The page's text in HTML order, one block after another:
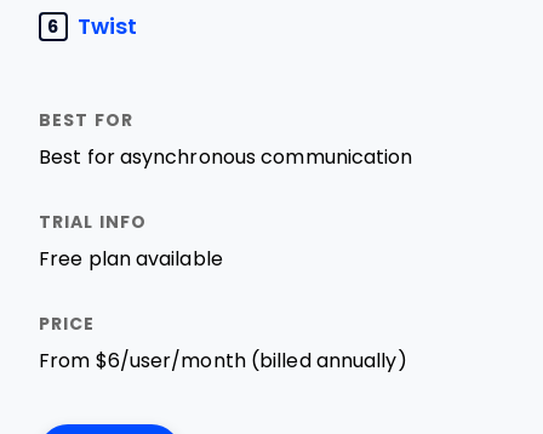
6 Twist
Best for asynchronous communication
Free plan available
From $6/user/month (billed annually)